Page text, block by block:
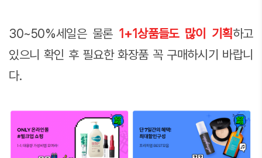
30~50%세일은 물론1+1상품들도 많이 기획하고
있으니 확인 후 필요한 화장품 꼭 구매하시기 바랍니
다.